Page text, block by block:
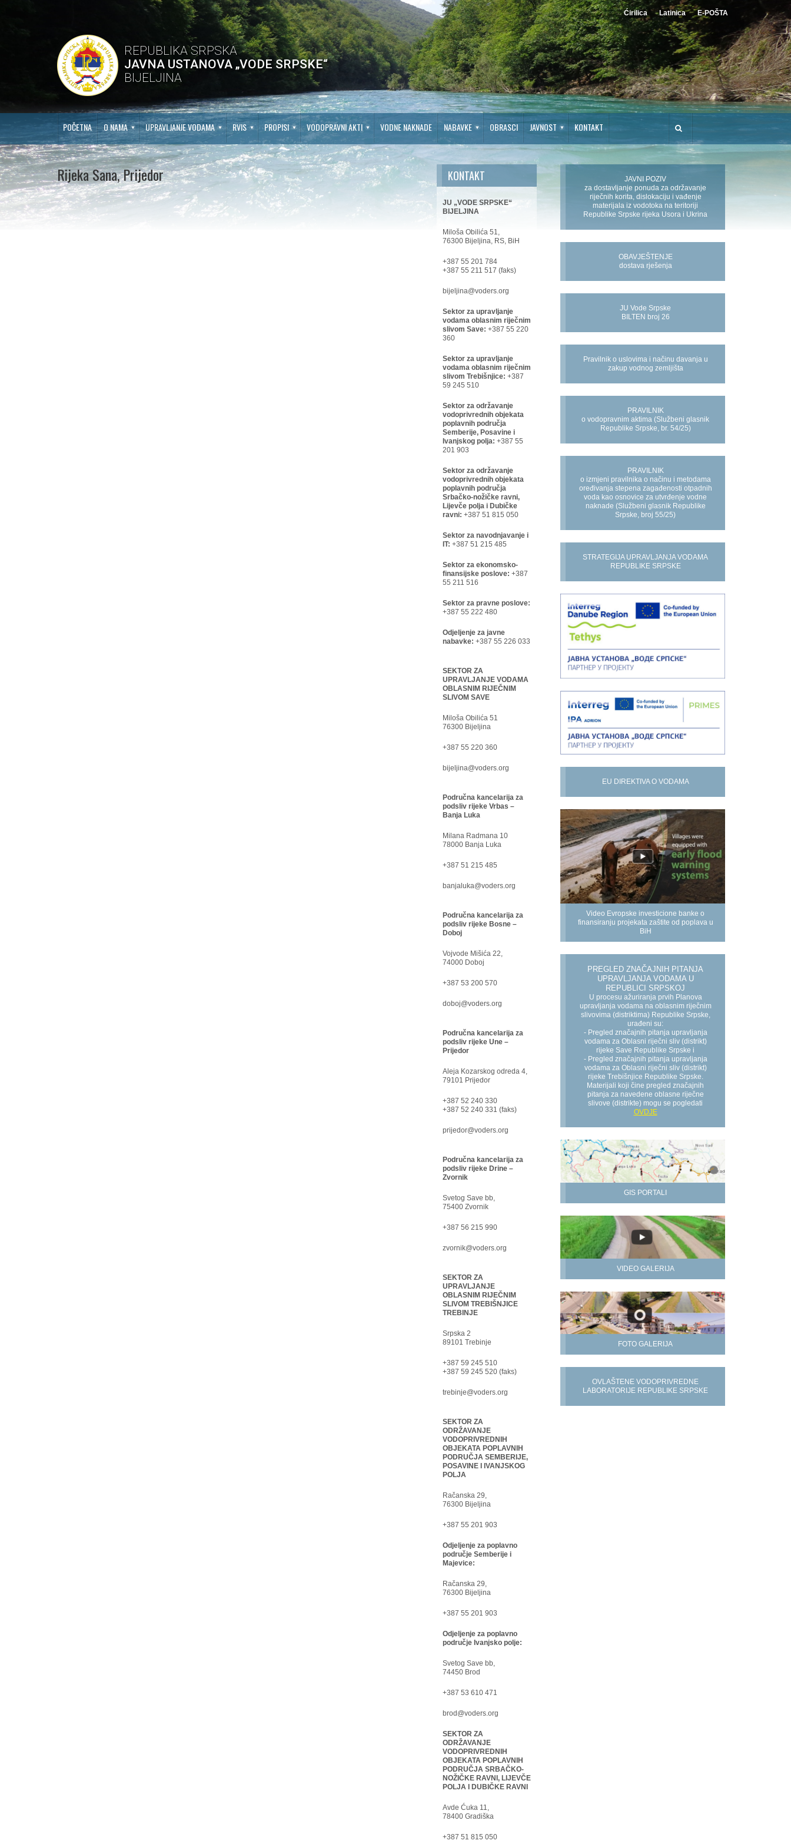
Ćirilica Latinica E-POŠTA
REPUBLIKA SRPSKA
JAVNA USTANOVA „VODE SRPSKE“
BIJELJINA
POČETNA O NAMA UPRAVLJANJE VODAMA RVIS PROPISI VODOPRAVNI AKTI VODNE NAKNADE NABAVKE OBRASCI JAVNOST KONTAKT
Rijeka Sana, Prijedor
JAVNI POZIV
za dostavljanje ponuda za održavanje
riječnih korita, dislokaciju i vađenje
materijala iz vodotoka na teritoriji
Republike Srpske rijeka Usora i Ukrina
OBAVJEŠTENJE
dostava rješenja
JU Vode Srpske
BILTEN broj 26
Pravilnik o uslovima i načinu davanja u
zakup vodnog zemljišta
PRAVILNIK
o vodopravnim aktima (Službeni glasnik
Republike Srpske, br. 54/25)
PRAVILNIK
o izmjeni pravilnika o načinu i metodama
oređivanja stepena zagađenosti otpadnih
voda kao osnovice za utvrđenje vodne
naknade (Službeni glasnik Republike
Srpske, broj 55/25)
STRATEGIJA UPRAVLJANJA VODAMA
REPUBLIKE SRPSKE
EU DIREKTIVA O VODAMA
Video Evropske investicione banke o
finansiranju projekata zaštite od poplava u
BiH
PREGLED ZNAČAJNIH PITANJA
UPRAVLJANJA VODAMA U
REPUBLICI SRPSKOJ
U procesu ažuriranja prvih Planova
upravljanja vodama na oblasnim riječnim
slivovima (distriktima) Republike Srpske,
urađeni su:
- Pregled značajnih pitanja upravljanja
vodama za Oblasni riječni sliv (distrikt)
rijeke Save Republike Srpske i
- Pregled značajnih pitanja upravljanja
vodama za Oblasni riječni sliv (distrikt)
rijeke Trebišnjice Republike Srpske.
Materijali koji čine pregled značajnih
pitanja za navedene oblasne riječne
slivove (distrikte) mogu se pogledati
OVDJE
GIS PORTALI
VIDEO GALERIJA
FOTO GALERIJA
OVLAŠTENE VODOPRIVREDNE
LABORATORIJE REPUBLIKE SRPSKE
KONTAKT
JU „VODE SRPSKE“
BIJELJINA
Miloša Obilića 51,
76300 Bijeljina, RS, BiH
+387 55 201 784
+387 55 211 517 (faks)
bijeljina@voders.org
Sektor za upravljanje
vodama oblasnim riječnim
slivom Save: +387 55 220
360
Sektor za upravljanje
vodama oblasnim riječnim
slivom Trebišnjice: +387
59 245 510
Sektor za održavanje
vodoprivrednih objekata
poplavnih područja
Semberije, Posavine i
Ivanjskog polja: +387 55
201 903
Sektor za održavanje
vodoprivrednih objekata
poplavnih područja
Srbačko-nožičke ravni,
Lijevče polja i Dubičke
ravni: +387 51 815 050
Sektor za navodnjavanje i
IT: +387 51 215 485
Sektor za ekonomsko-
finansijske poslove: +387
55 211 516
Sektor za pravne poslove:
+387 55 222 480
Odjeljenje za javne
nabavke: +387 55 226 033
SEKTOR ZA
UPRAVLJANJE VODAMA
OBLASNIM RIJEČNIM
SLIVOM SAVE
Miloša Obilića 51
76300 Bijeljina
+387 55 220 360
bijeljina@voders.org
Područna kancelarija za
podsliv rijeke Vrbas –
Banja Luka
Milana Radmana 10
78000 Banja Luka
+387 51 215 485
banjaluka@voders.org
Područna kancelarija za
podsliv rijeke Bosne –
Doboj
Vojvode Mišića 22,
74000 Doboj
+387 53 200 570
doboj@voders.org
Područna kancelarija za
podsliv rijeke Une –
Prijedor
Aleja Kozarskog odreda 4,
79101 Prijedor
+387 52 240 330
+387 52 240 331 (faks)
prijedor@voders.org
Područna kancelarija za
podsliv rijeke Drine –
Zvornik
Svetog Save bb,
75400 Zvornik
+387 56 215 990
zvornik@voders.org
SEKTOR ZA
UPRAVLJANJE
OBLASNIM RIJEČNIM
SLIVOM TREBIŠNJICE
TREBINJE
Srpska 2
89101 Trebinje
+387 59 245 510
+387 59 245 520 (faks)
trebinje@voders.org
SEKTOR ZA
ODRŽAVANJE
VODOPRIVREDNIH
OBJEKATA POPLAVNIH
PODRUČJA SEMBERIJE,
POSAVINE I IVANJSKOG
POLJA
Račanska 29,
76300 Bijeljina
+387 55 201 903
Odjeljenje za poplavno
područje Semberije i
Majevice:
Račanska 29,
76300 Bijeljina
+387 55 201 903
Odjeljenje za poplavno
područje Ivanjsko polje:
Svetog Save bb,
74450 Brod
+387 53 610 471
brod@voders.org
SEKTOR ZA
ODRŽAVANJE
VODOPRIVREDNIH
OBJEKATA POPLAVNIH
PODRUČJA SRBAČKO-
NOŽIČKE RAVNI, LIJEVČE
POLJA I DUBIČKE RAVNI
Avde Ćuka 11,
78400 Gradiška
+387 51 815 050